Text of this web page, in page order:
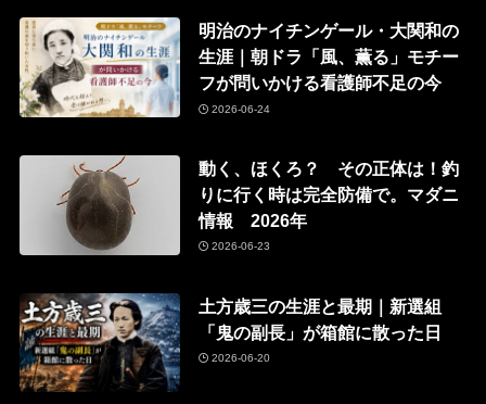
明治のナイチンゲール・大関和の
生涯｜朝ドラ「風、薫る」モチー
フが問いかける看護師不足の今
2026-06-24
動く、ほくろ？ その正体は！釣
りに行く時は完全防備で。マダニ
情報 2026年
2026-06-23
土方歳三の生涯と最期｜新選組
「鬼の副長」が箱館に散った日
2026-06-20